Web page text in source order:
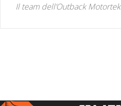
Il team dell’Outback Motortek